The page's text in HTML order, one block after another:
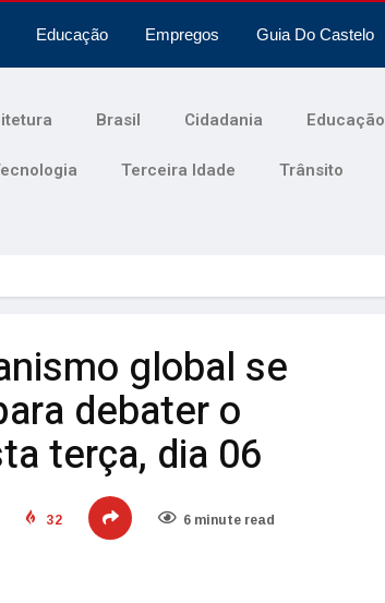
Educação Empregos Guia Do Castelo
Brasil Cidadania Educação
Terceira Idade Trânsito
global se
debater o
terça, dia 06
32 6 minute read